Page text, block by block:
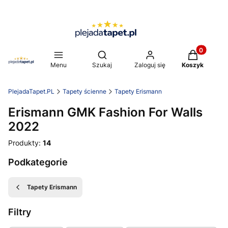
Menu
Otwórz wyszukiwarkę
Szukaj Zaloguj się
Produkty
Koszyk
PlejadaTapet.PL Tapety ścienne Tapety Erismann
Erismann GMK Fashion For Walls
2022
Produkty: 14
Podkategorie
Tapety Erismann
Filtry